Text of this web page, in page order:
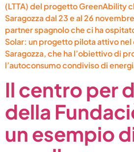
(LTTA) del progetto GreenAbility
Saragozza dal 23 e al 26
partner spagnolo che ci ha
Solar: un progetto pilota attivo
Saragozza, che ha l’obiettivo di
l’autoconsumo condiviso di
Il centro per
della
un esempio